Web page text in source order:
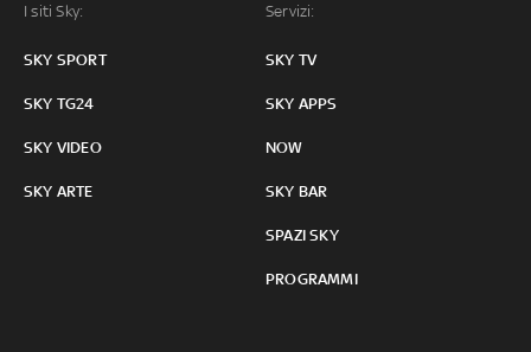
I siti Sky:
SKY SPORT
SKY TG24
SKY VIDEO
SKY ARTE
Servizi:
SKY TV
SKY APPS
NOW
SKY BAR
SPAZI SKY
PROGRAMMI